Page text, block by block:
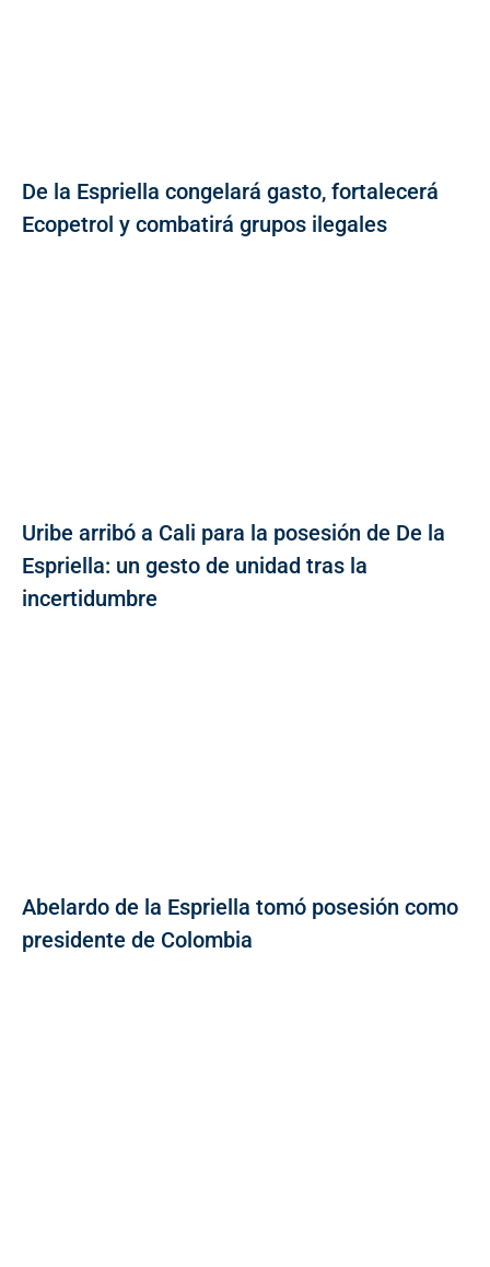
De la Espriella congelará gasto, fortalecerá
Ecopetrol y combatirá grupos ilegales
Uribe arribó a Cali para la posesión de De la
Espriella: un gesto de unidad tras la
incertidumbre
Abelardo de la Espriella tomó posesión como
presidente de Colombia